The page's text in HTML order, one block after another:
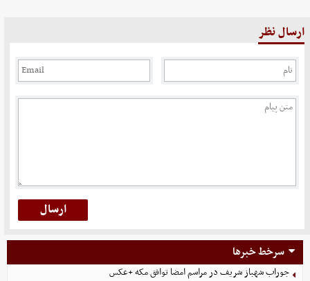
ارسال نظر
سرخط خبرها
جوراب‌ شهباز شریف در مراسم امضا توافق‌ مکه +عکس